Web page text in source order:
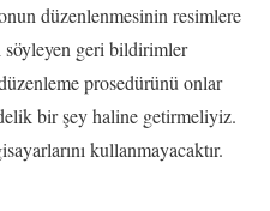
düzenlenmesinin resimlere
söyleyen geri bildirimler
prosedürünü onlar
bir şey haline getirmeliyiz.
kullanmayacaktır.